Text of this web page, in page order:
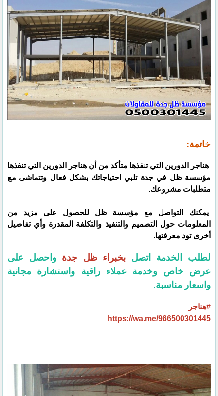
خاتمة:
هناجر الدورين التي تنفذها متأكد من أن هناجر الدورين التي تنفذها
مؤسسة ظل في جدة تلبي احتياجاتك بشكل فعال وتتماشى مع
متطلبات مشروعك.
يمكنك التواصل مع مؤسسة ظل للحصول على مزيد من
المعلومات حول التصميم والتنفيذ والتكلفة المقدرة وأي تفاصيل
أخرى تود معرفتها.
لطلب الخدمة اتصل بخبراء ظل جدة واحصل على
عرض خاص وخدمة عملاء راقية واستشارة مجانية
واسعار مناسبة.
#هناجر
https://wa.me/966500301445